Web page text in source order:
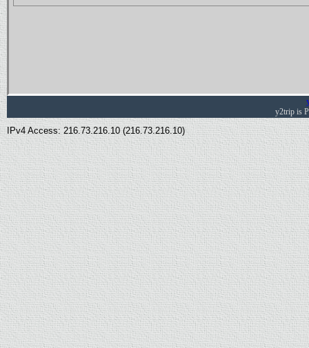
y2trip is
IPv4 Access: 216.73.216.10 (216.73.216.10)